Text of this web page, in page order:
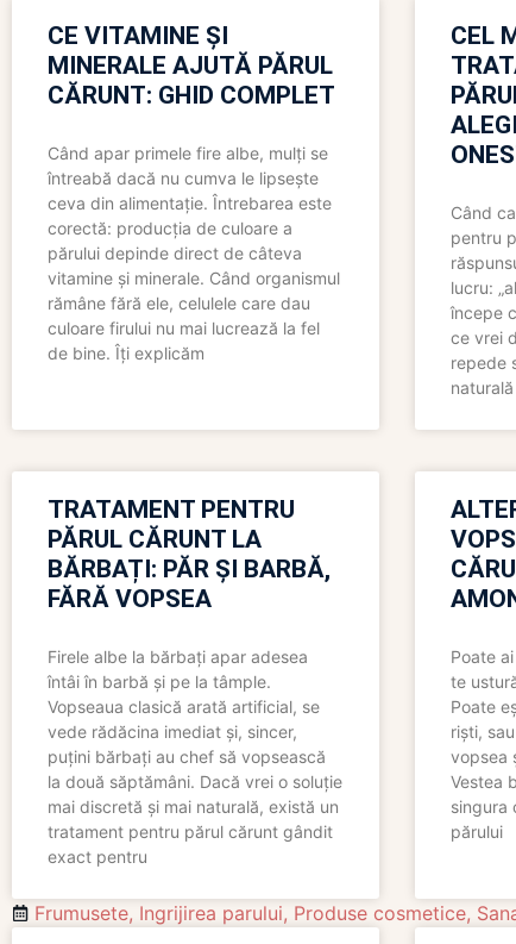
CE VITAMINE ȘI
MINERALE AJUTĂ PĂRUL
CĂRUNT: GHID COMPLET
Când apar primele fire albe, mulți se
întreabă dacă nu cumva le lipsește
ceva din alimentație. Întrebarea este
corectă: producția de culoare a
părului depinde direct de câteva
vitamine și minerale. Când organismul
rămâne fără ele, celulele care dau
culoare firului nu mai lucrează la fel
de bine. Îți explicăm
CEL
Când
pentru
lucru:
începe
ce vrei
repede
TRATAMENT PENTRU
PĂRUL CĂRUNT LA
BĂRBAȚI: PĂR ȘI BARBĂ,
FĂRĂ VOPSEA
Firele albe la bărbați apar adesea
întâi în barbă și pe la tâmple.
Vopseaua clasică arată artificial, se
vede rădăcina imediat și, sincer,
puțini bărbați au chef să vopsească
la două săptămâni. Dacă vrei o soluție
mai discretă și mai naturală, există un
tratament pentru părul cărunt gândit
exact pentru
Poate
te
Poate
riști,
vopsea
Vestea
singura
părului
Frumusete, Ingrijirea parului, Produse cosmetice,